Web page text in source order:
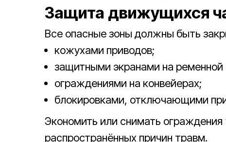
Защита движущихся
Все опасные зоны должны быть
кожухами приводов;
защитными экранами на ременной
ограждениями на конвейерах;
блокировками, отключающими
Экономить или снимать
распространённых причин травм.